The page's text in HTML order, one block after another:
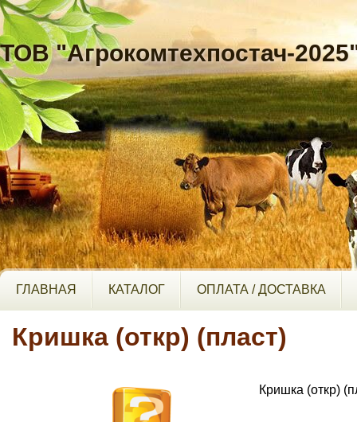
ТОВ "Агрокомтехпостач-
ГЛАВНАЯ КАТАЛОГ ОПЛАТА / ДОСТАВКА
Кришка (откр) (пласт)
Кришка (откр)